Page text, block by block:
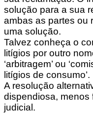
solução para a sua
ambas as partes ou
uma solução.
Talvez conheça o
litígios por outro
‘arbitragem’ ou
litígios de consumo’.
A resolução
dispendiosa, menos
judicial.